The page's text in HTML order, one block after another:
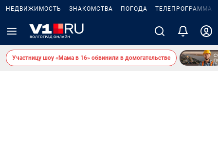
НЕДВИЖИМОСТЬ ЗНАКОМСТВА ПОГОДА ТЕЛЕПРОГРАММА
Участницу шоу «Мама в 16» обвинили в домогательстве